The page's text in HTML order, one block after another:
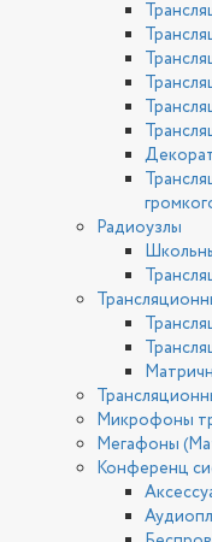
Радиоузлы
Микрофоны
Мегафоны
Конференц